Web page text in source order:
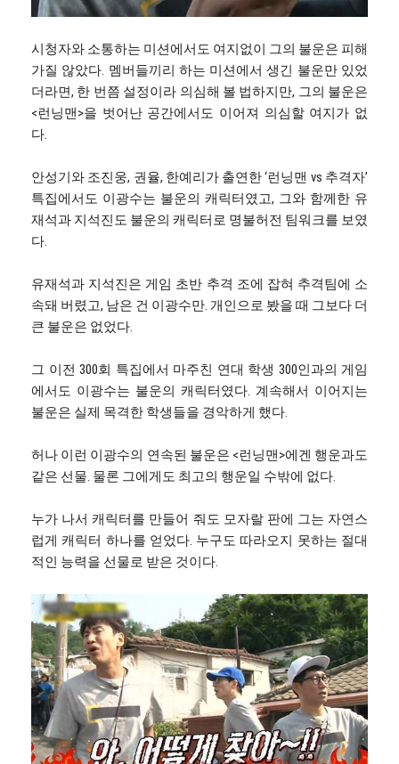
시청자와 소통하는 미션에서도 여지없이 그의 불운은 피해
가질 않았다. 멤버들끼리 하는 미션에서 생긴 불운만 있었
더라면, 한 번쯤 설정이라 의심해 볼 법하지만, 그의 불운은
<런닝맨>을 벗어난 공간에서도 이어져 의심할 여지가 없
다.
안성기와 조진웅, 권율, 한예리가 출연한 ‘런닝맨 vs 추격자’
특집에서도 이광수는 불운의 캐릭터였고, 그와 함께한 유
재석과 지석진도 불운의 캐릭터로 명불허전 팀워크를 보였
다.
유재석과 지석진은 게임 초반 추격 조에 잡혀 추격팀에 소
속돼 버렸고, 남은 건 이광수만. 개인으로 봤을 때 그보다 더
큰 불운은 없었다.
그 이전 300회 특집에서 마주친 연대 학생 300인과의 게임
에서도 이광수는 불운의 캐릭터였다. 계속해서 이어지는
불운은 실제 목격한 학생들을 경악하게 했다.
허나 이런 이광수의 연속된 불운은 <런닝맨>에겐 행운과도
같은 선물. 물론 그에게도 최고의 행운일 수밖에 없다.
누가 나서 캐릭터를 만들어 줘도 모자랄 판에 그는 자연스
럽게 캐릭터 하나를 얻었다. 누구도 따라오지 못하는 절대
적인 능력을 선물로 받은 것이다.